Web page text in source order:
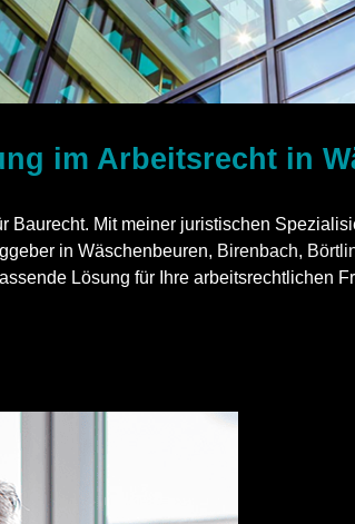
im Arbeitsrecht in
Baurecht. Mit meiner juristischen
in Wäschenbeuren, Birenbach,
Lösung für Ihre arbeitsrechtlichen